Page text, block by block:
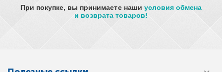
При покупке, вы принимаете наши условия обмена
и возврата товаров!